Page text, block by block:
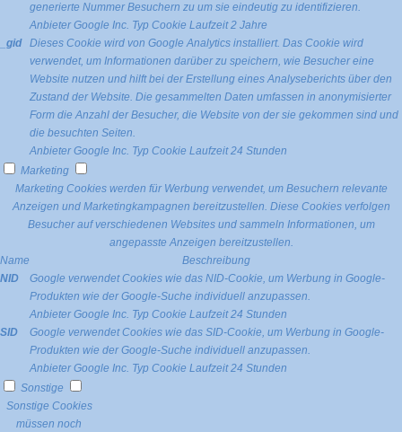
generierte Nummer Besuchern zu um sie eindeutig zu identifizieren.
Anbieter Google Inc. Typ Cookie Laufzeit 2 Jahre
_gid
Dieses Cookie wird von Google Analytics installiert. Das Cookie wird
verwendet, um Informationen darüber zu speichern, wie Besucher eine
Website nutzen und hilft bei der Erstellung eines Analyseberichts über den
Zustand der Website. Die gesammelten Daten umfassen in anonymisierter
Form die Anzahl der Besucher, die Website von der sie gekommen sind und
die besuchten Seiten.
Anbieter Google Inc. Typ Cookie Laufzeit 24 Stunden
Marketing
Marketing Cookies werden für Werbung verwendet, um Besuchern relevante
Anzeigen und Marketingkampagnen bereitzustellen. Diese Cookies verfolgen
Besucher auf verschiedenen Websites und sammeln Informationen, um
angepasste Anzeigen bereitzustellen.
Name
Beschreibung
NID
Google verwendet Cookies wie das NID-Cookie, um Werbung in Google-
Produkten wie der Google-Suche individuell anzupassen.
Anbieter Google Inc. Typ Cookie Laufzeit 24 Stunden
SID
Google verwendet Cookies wie das SID-Cookie, um Werbung in Google-
Produkten wie der Google-Suche individuell anzupassen.
Anbieter Google Inc. Typ Cookie Laufzeit 24 Stunden
Sonstige
Sonstige Cookies
müssen noch